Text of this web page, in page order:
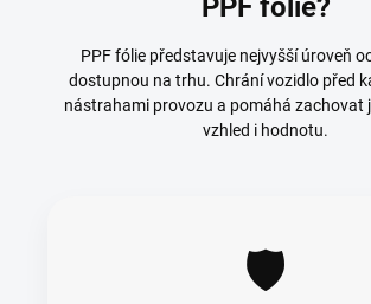
PPF fólie?
PPF fólie představuje nejvyšší úroveň
dostupnou na trhu. Chrání vozidlo před
nástrahami provozu a pomáhá zachovat
vzhled i hodnotu.
🛡️